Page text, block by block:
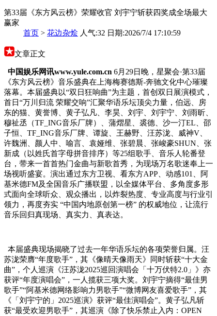
第33届《东方风云榜》荣耀收官 刘宇宁斩获四奖成全场最大
赢家
首页 > 花边杂烩 人气:32 日期:2026/7/4 17:10:59
文章正文
中国娱乐网讯www.yule.com.cn 6月29日晚，星聚会·第33届
《东方风云榜》音乐盛典在上海梅赛德斯-奔驰文化中心璀璨
落幕。本届盛典以“双日狂响曲”为主题，首创双日展演模式，
首日“万川归流 荣耀交响”汇聚华语乐坛顶尖力量，伯远、房
东的猫、黄誉博、黄子弘凡、李昊、刘宇、刘宇宁、刘雨昕、
穆祉丞（TF_ING音乐厂牌）、蒲熠星、裘德、沙一汀EL、邵
子恒、TF_ING音乐厂牌、谭旋、王赫野、汪苏泷、威神V、
许魏洲、颜人中、喻言、袁娅维、张碧晨、张峻豪SHUN、张
新成（以姓氏首字母拼音排序）等25组歌手、音乐人轮番登
台，带来一首首热门金曲与新歌首秀，为现场万名歌迷奉上一
场视听盛宴。演出通过东方卫视、看东方APP、动感101、阿
基米德FM及全国音乐广播联盟，以全媒体平台、多角度多形
式面向全球听众、观众播出，以炸裂热度、专业高度与行业引
领力，再度夯实 “中国内地原创第一榜” 的权威地位，让流行
音乐回归真现场、真实力、真表达。
本届盛典现场揭晓了过去一年华语乐坛的各项荣誉归属。汪
苏泷荣膺“年度歌手”，其《像晴天像雨天》同时斩获“十大金
曲”，个人巡演《汪苏泷2025巡回演唱会「十万伏特2.0」》亦
获评“年度演唱会”，一人揽获三项大奖。刘宇宁摘得“最佳男
歌手”“阿基米德网络影响力男歌手”“微博网友喜爱歌手”，其
《「刘宇宁的」2025巡演》获评“最佳演唱会”。黄子弘凡斩
获“最受欢迎男歌手”，其巡演《除了快乐禁止入内：OPEN